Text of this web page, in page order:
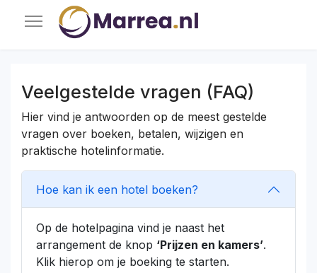
Veelgestelde vragen (FAQ)
Hier vind je antwoorden op de meest gestelde
vragen over boeken, betalen, wijzigen en
praktische hotelinformatie.
Hoe kan ik een hotel boeken?
Op de hotelpagina vind je naast het
arrangement de knop ‘Prijzen en kamers’.
Klik hierop om je boeking te starten.